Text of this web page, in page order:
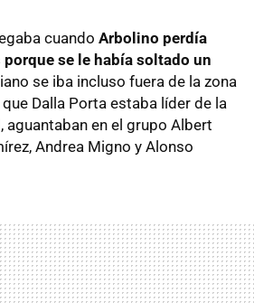
cuando Arbolino perdía
se le había soltado un
se iba incluso fuera de la zona
Dalla Porta estaba líder de la
aguantaban en el grupo Albert
Andrea Migno y Alonso